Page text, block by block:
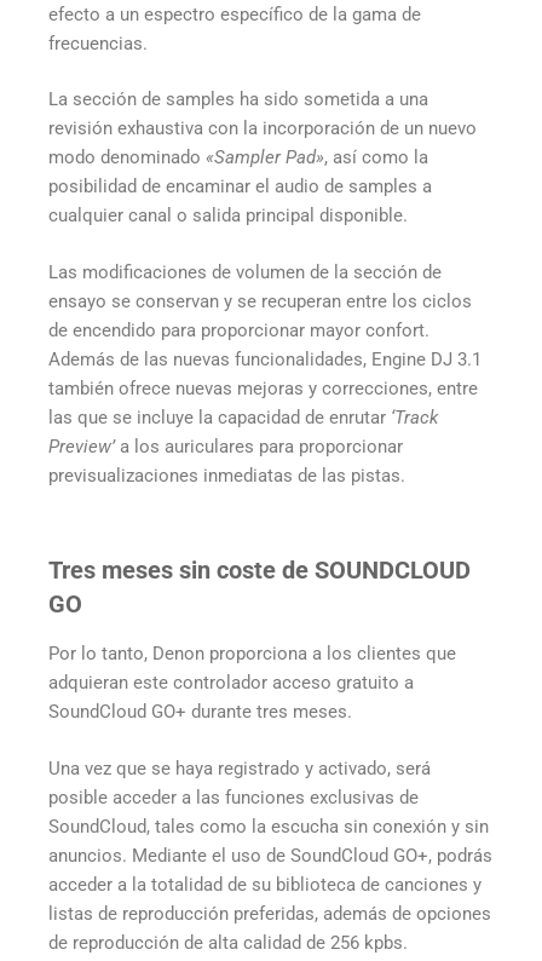
efecto a un espectro específico de la gama de
frecuencias.
La sección de samples ha sido sometida a una
revisión exhaustiva con la incorporación de un nuevo
modo denominado «Sampler Pad», así como la
posibilidad de encaminar el audio de samples a
cualquier canal o salida principal disponible.
Las modificaciones de volumen de la sección de
ensayo se conservan y se recuperan entre los ciclos
de encendido para proporcionar mayor confort.
Además de las nuevas funcionalidades, Engine DJ 3.1
también ofrece nuevas mejoras y correcciones, entre
las que se incluye la capacidad de enrutar ‘Track
Preview’a los auriculares para proporcionar
previsualizaciones inmediatas de las pistas.
Tres meses sin coste de SOUNDCLOUD
GO
Por lo tanto, Denon proporciona a los clientes que
adquieran este controlador acceso gratuito a
SoundCloud GO+ durante tres meses.
Una vez que se haya registrado y activado, será
posible acceder a las funciones exclusivas de
SoundCloud, tales como la escucha sin conexión y sin
anuncios. Mediante el uso de SoundCloud GO+, podrás
acceder a la totalidad de su biblioteca de canciones y
listas de reproducción preferidas, además de opciones
de reproducción de alta calidad de 256 kpbs.